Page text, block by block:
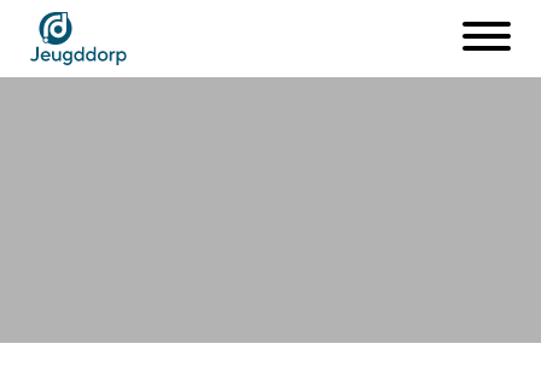
Naar
hoofdinhoud
Open
menu
Mobiel aanbod